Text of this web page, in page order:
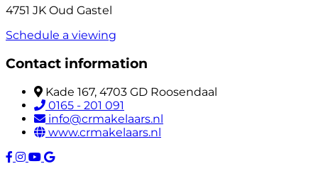
4751 JK Oud Gastel
Schedule a viewing
Contact information
Kade 167, 4703 GD Roosendaal
0165 - 201 091
info@crmakelaars.nl
www.crmakelaars.nl